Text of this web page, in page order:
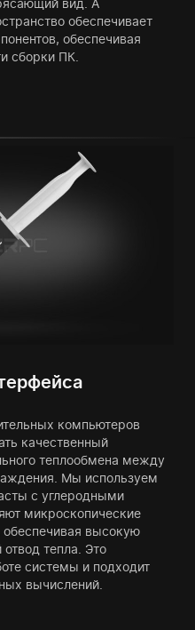
обеспечивает
обеспечивая
сборки ПК.
компьютеров
качественный
теплообмена между
Мы используем
с углеродными
микроскопические
обеспечивая высокую
тепла. Это
системы и подходит
вычислений.